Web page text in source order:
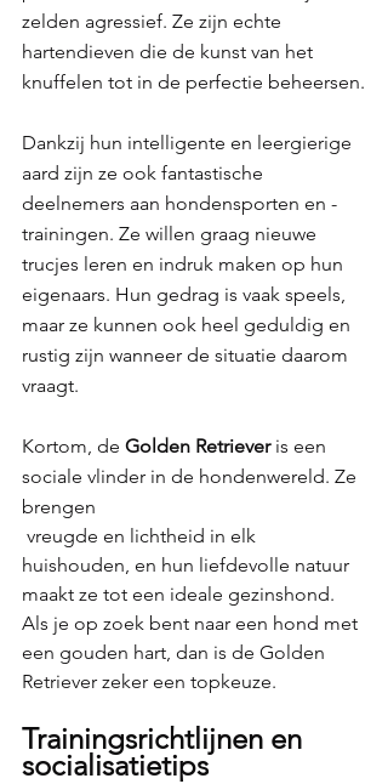
zelden agressief. Ze zijn echte
hartendieven die de kunst van het
knuffelen tot in de perfectie beheersen.
Dankzij hun intelligente en leergierige
aard zijn ze ook fantastische
deelnemers aan hondensporten en -
trainingen. Ze willen graag nieuwe
trucjes leren en indruk maken op hun
eigenaars. Hun gedrag is vaak speels,
maar ze kunnen ook heel geduldig en
rustig zijn wanneer de situatie daarom
vraagt.
Kortom, de Golden Retriever is een
sociale vlinder in de hondenwereld. Ze
brengen
huishouden, en hun liefdevolle natuur
maakt ze tot een ideale gezinshond.
Als je op zoek bent naar een hond met
een gouden hart, dan is de Golden
Retriever zeker een topkeuze.
Trainingsrichtlijnen en
socialisatietips